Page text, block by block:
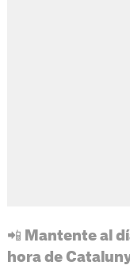
📲 Mantente al
hora de